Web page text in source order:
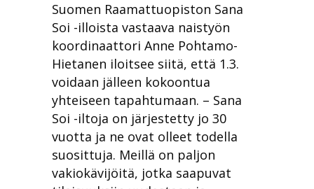
Suomen Raamattuopiston Sana
Soi -illoista vastaava naistyön
koordinaattori Anne Pohtamo-
Hietanen iloitsee siitä, että 1.3.
voidaan jälleen kokoontua
yhteiseen tapahtumaan. – Sana
Soi -iltoja on järjestetty jo 30
vuotta ja ne ovat olleet todella
suosittuja. Meillä on paljon
vakiokävijöitä, jotka saapuvat